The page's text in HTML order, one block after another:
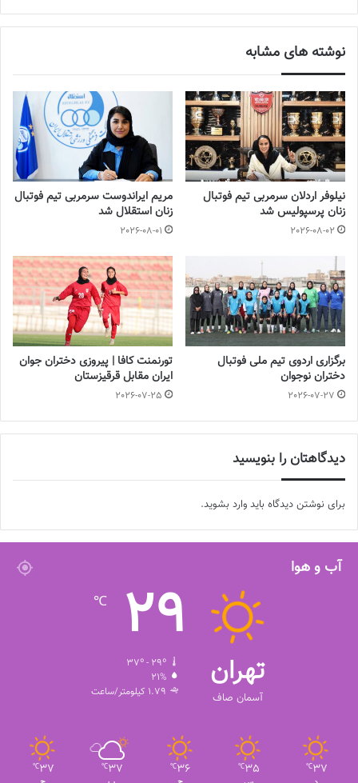
2022-12-10
نوشته های مشابه
نیلوفر اردلان سرمربی تیم فوتبال
زنان پرسپولیس شد
2026-08-02
مریم ایراندوست سرمربی تیم فوتبال
زنان استقلال شد
2026-08-01
برگزاری اردوی تیم ملی فوتبال
دختران نوجوان
2026-07-27
تورنمنت کافا | پیروزی دختران جوان
ایران مقابل قرقیزستان
2026-07-25
دیدگاهتان را بنویسید
برای نوشتن دیدگاه باید وارد بشوید.
آب و هوا
تهران
آسمان صاف
29
℃
37º - 29º
21%
1.79 کیلومتر/ساعت
37
℃
35
℃
36
℃
37
℃
37
℃